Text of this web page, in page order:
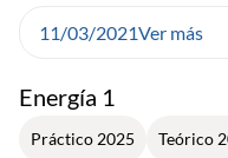
Energía 1
Práctico 2025 Teórico
11/03/2021Ver más